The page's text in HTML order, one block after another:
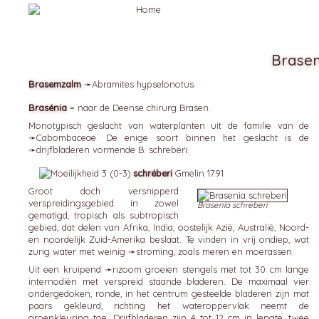
Brasemzalm ➛Abramites hypselonotus
Brasénia = naar de Deense chirurg Brasen.
Monotypisch geslacht van waterplanten uit de familie van de
➛Cabombaceae . De enige soort binnen het geslacht is de
➛drijfbladeren vormende B. schreberi.
schréberi Gmelin 1791
Brasenia schreberi
Groot doch versnipperd
verspreidingsgebied in zowel
gematigd, tropisch als subtropisch
gebied, dat delen van Afrika, India, oostelijk Azië, Australië, Noord-
en noordelijk Zuid-Amerika beslaat. Te vinden in vrij ondiep, wat
zurig water met weinig ➛stroming , zoals meren en moerassen.
Uit een kruipend ➛rizoom groeien stengels met tot 30 cm lange
internodiën met verspreid staande bladeren. De maximaal vier
ondergedoken, ronde, in het centrum gesteelde bladeren zijn mat
paars gekleurd, richting het wateroppervlak neemt de